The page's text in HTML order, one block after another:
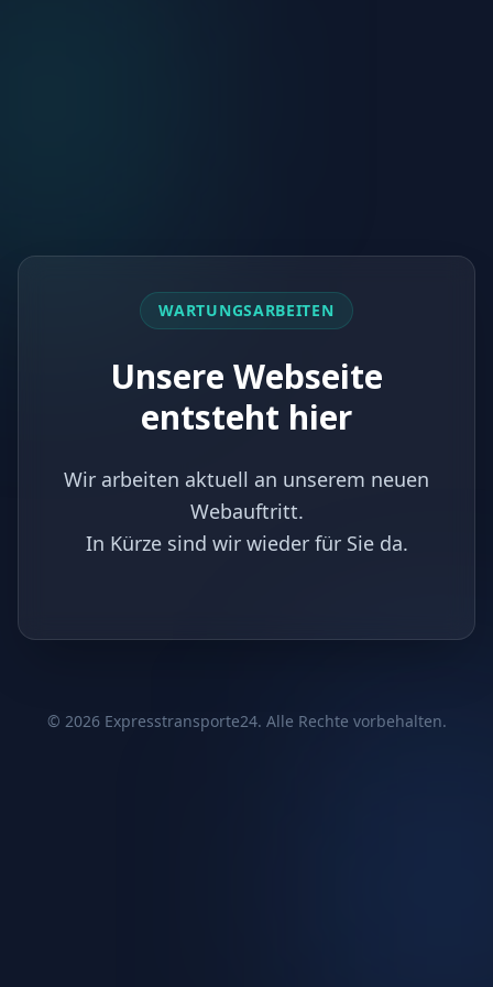
WARTUNGSARBEITEN
Unsere Webseite
entsteht hier
Wir arbeiten aktuell an unserem neuen
Webauftritt.
In Kürze sind wir wieder für Sie da.
© 2026Expresstransporte24. Alle Rechte vorbehalten.